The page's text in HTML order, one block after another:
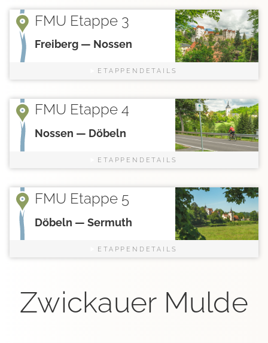
FMU Etappe 3
Freiberg — Nossen
ETAPPENDETAILS
FMU Etappe 4
Nossen — Döbeln
ETAPPENDETAILS
FMU Etappe 5
Döbeln — Sermuth
ETAPPENDETAILS
Zwickauer Mulde